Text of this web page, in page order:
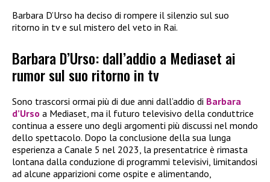
Barbara D’Urso ha deciso di rompere il silenzio sul suo
ritorno in tv e sul mistero del veto in Rai.
Barbara D’Urso: dall’addio a Mediaset ai
rumor sul suo ritorno in tv
Sono trascorsi ormai più di due anni dall’addio di Barbara
d’Urso a Mediaset, ma il futuro televisivo della conduttrice
continua a essere uno degli argomenti più discussi nel mondo
dello spettacolo. Dopo la conclusione della sua lunga
esperienza a Canale 5 nel 2023, la presentatrice è rimasta
lontana dalla conduzione di programmi televisivi, limitandosi
ad alcune apparizioni come ospite e alimentando,